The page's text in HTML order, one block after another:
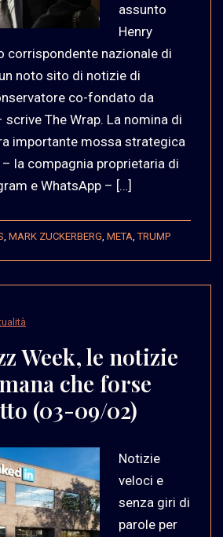
assunto
Henry
corrispondente nazionale di
noto sito di notizie di
co-fondato da
scrive The Wrap. La nomina di
importante mossa strategica
la compagnia proprietaria di
e WhatsApp – […]
MARK ZUCKERBERG META ,TRUMP
Week, le notizie
che forse
(03-09/02)
Notizie
veloci e
senza giri di
parole per